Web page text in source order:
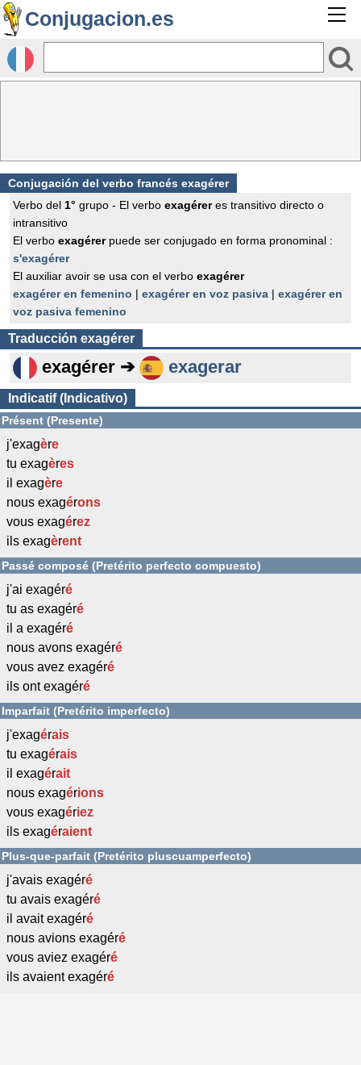
Conjugacion.es
Conjugación del verbo francés exagérer
Verbo del 1° grupo - El verbo exagéreres transitivo directo o
intransitivo
El verbo exagérerpuede ser conjugado en forma pronominal :
s'exagérer
El auxiliar avoir se usa con el verbo exagérer
exagérer en femenino | exagérer en voz pasiva | exagérer en
voz pasiva femenino
Traducción exagérer
exagérer ➔ exagerar
Indicatif (Indicativo)
Présent (Presente)
j'exagère
tu exagères
il exagère
nous exagérons
vous exagérez
ils exagèrent
Passé composé (Pretérito perfecto compuesto)
j'ai exagéré
tu as exagéré
il a exagéré
nous avons exagéré
vous avez exagéré
ils ont exagéré
Imparfait (Pretérito imperfecto)
j'exagérais
tu exagérais
il exagérait
nous exagérions
vous exagériez
ils exagéraient
Plus-que-parfait (Pretérito pluscuamperfecto)
j'avais exagéré
tu avais exagéré
il avait exagéré
nous avions exagéré
vous aviez exagéré
ils avaient exagéré